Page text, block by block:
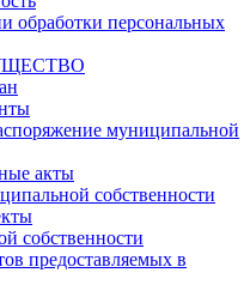
обработки персональных
муниципальной
акты
собственности
собственности
предоставляемых в